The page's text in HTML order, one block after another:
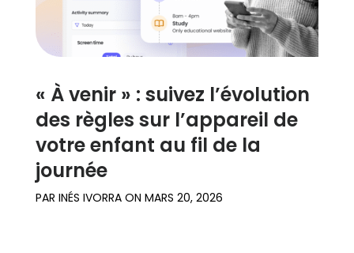
« À venir » : suivez l’évolution
des règles sur l’appareil de
votre enfant au fil de la
journée
PAR INÉS IVORRAON MARS 20, 2026